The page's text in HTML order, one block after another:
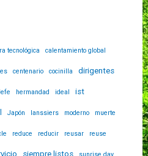
tecnológica calentamiento global
centenario cocinilla dirigentes
hermandad ideal ist
Japón lanssiers moderno muerte
reduce reducir reusar reuse
siempre listos